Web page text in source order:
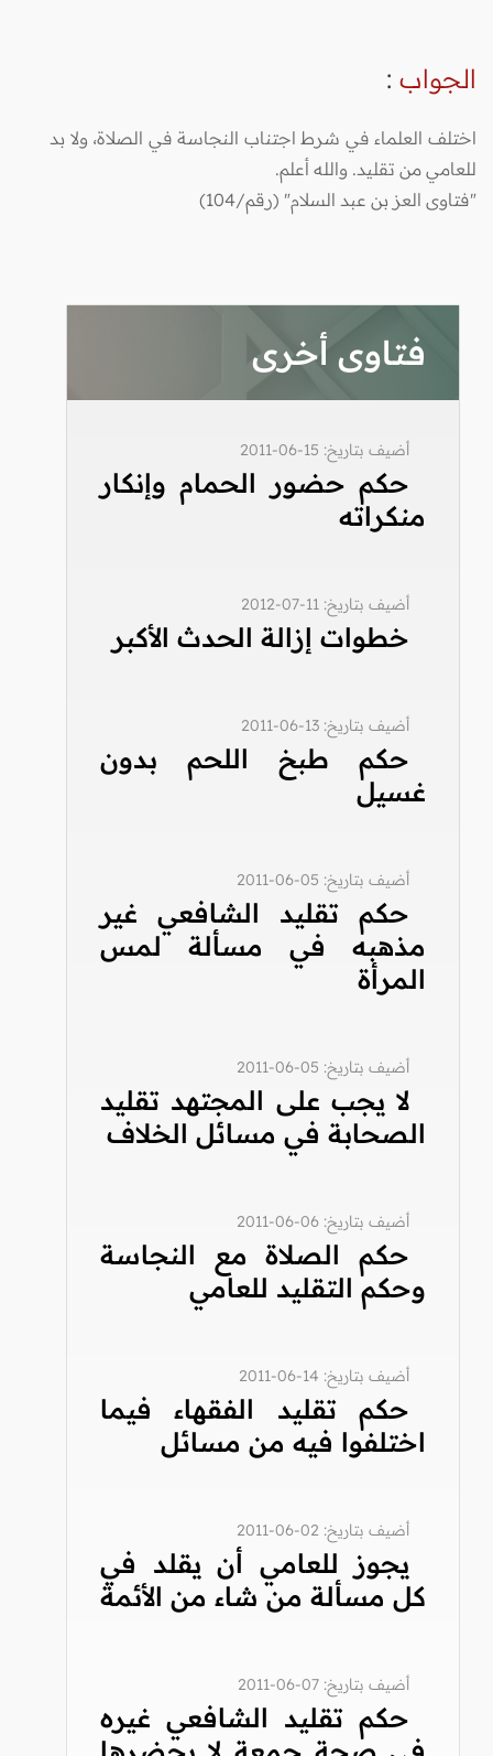
الجواب :
اختلف العلماء في شرط اجتناب النجاسة في الصلاة، ولا بد
للعامي من تقليد. والله أعلم.
"فتاوى العز بن عبد السلام" (رقم/104)
فتاوى أخرى
أضيف بتاريخ: 15-06-2011
حكم حضور الحمام وإنكار
منكراته
أضيف بتاريخ: 11-07-2012
خطوات إزالة الحدث الأكبر
أضيف بتاريخ: 13-06-2011
حكم طبخ اللحم بدون
غسيل
أضيف بتاريخ: 05-06-2011
حكم تقليد الشافعي غير
مذهبه في مسألة لمس
المرأة
أضيف بتاريخ: 05-06-2011
لا يجب على المجتهد تقليد
الصحابة في مسائل الخلاف
أضيف بتاريخ: 06-06-2011
حكم الصلاة مع النجاسة
وحكم التقليد للعامي
أضيف بتاريخ: 14-06-2011
حكم تقليد الفقهاء فيما
اختلفوا فيه من مسائل
أضيف بتاريخ: 02-06-2011
يجوز للعامي أن يقلد في
كل مسألة من شاء من الأئمة
أضيف بتاريخ: 07-06-2011
حكم تقليد الشافعي غيره